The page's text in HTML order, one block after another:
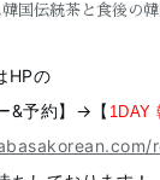
国伝統茶と食後の
HPの
&予約】→【 1DAY